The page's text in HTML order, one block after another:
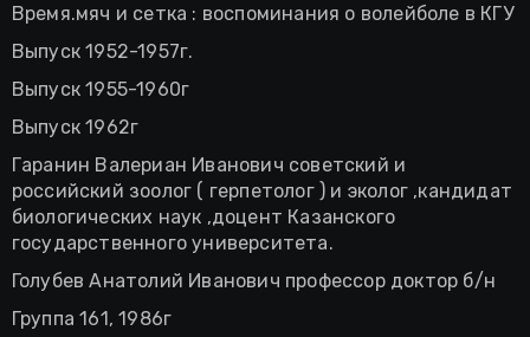
Время.мяч и сетка : воспоминания о волейболе в КГУ
Выпуск 1952-1957г.
Выпуск 1955-1960г
Выпуск 1962г
Гаранин Валериан Иванович советский и
российский зоолог ( герпетолог ) и эколог ,кандидат
биологических наук ,доцент Казанского
государственного университета.
Голубев Анатолий Иванович профессор доктор б/н
Группа 161, 1986г